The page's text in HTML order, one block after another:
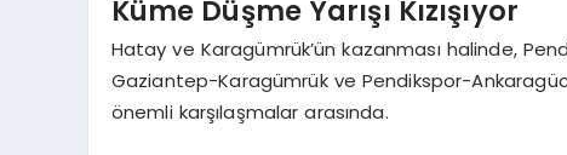
Küme Düşme Yarışı Kızışıyor
Hatay ve Karagümrük’ün kazanması halinde,
Gaziantep-Karagümrük ve Pendikspor-
önemli karşılaşmalar arasında.